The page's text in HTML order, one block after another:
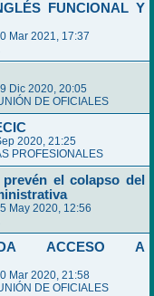
FUNCIONAL Y
Mar 2021, 17:37
Dic 2020, 20:05
DE OFICIALES
2020, 21:25
PROFESIONALES
el colapso del
May 2020, 12:56
ACCESO A
Mar 2020, 21:58
DE OFICIALES